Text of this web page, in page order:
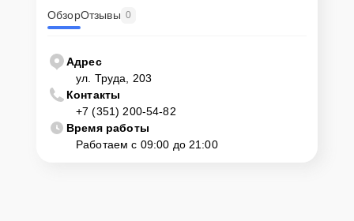
ОбзорОтзывы 0
Адрес
ул. Труда, 203
Контакты
+7 (351) 200-54-82
Время работы
Работаем с 09:00 до 21:00